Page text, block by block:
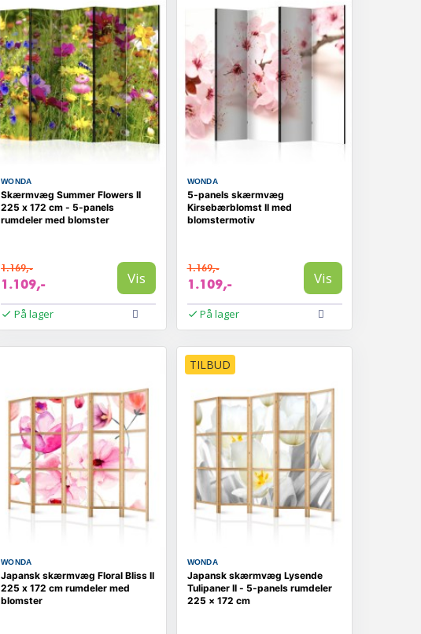
WONDA
Skærmvæg Summer Flowers II
225 x 172 cm - 5-panels
rumdeler med blomster
1.169,-
1.109,- Vis
På lager
WONDA
5-panels skærmvæg
Kirsebærblomst II med
blomstermotiv
1.169,-
1.109,- Vis
På lager
WONDA
Japansk skærmvæg Floral Bliss II
225 x 172 cm rumdeler med
blomster
TILBUD
WONDA
Japansk skærmvæg Lysende
Tulipaner II - 5-panels rumdeler
225 × 172 cm